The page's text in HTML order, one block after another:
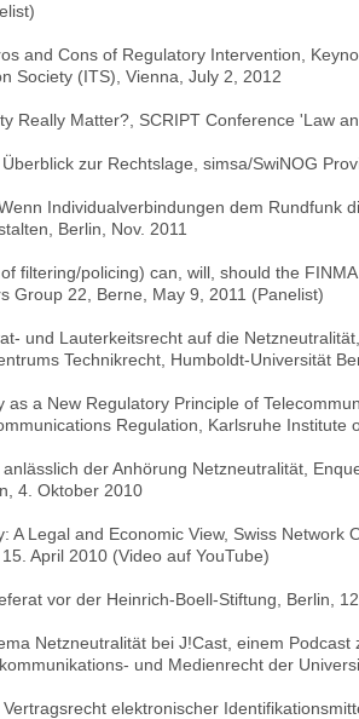
and Cons of Regulatory Intervention,
Society (ITS), Vienna, July 2, 2012
Really Matter?, SCRIPT Conference 'Law
zur Rechtslage, simsa/SwiNOG
Individualverbindungen dem Rundfunk
Berlin, Nov. 2011
filtering/policing) can, will, should the
Group 22, Berne, May 9, 2011 (Panelist)
und Lauterkeitsrecht auf die
Technikrecht, Humboldt-Universität
as a New Regulatory Principle of
Regulation, Karlsruhe Institute
der Anhörung Netzneutralität,
4. Oktober 2010
A Legal and Economic View, Swiss
April 2010 (Video auf YouTube)
vor der Heinrich-Boell-Stiftung, Berlin,
Netzneutralität bei J!Cast, einem
und Medienrecht der
elektronischer